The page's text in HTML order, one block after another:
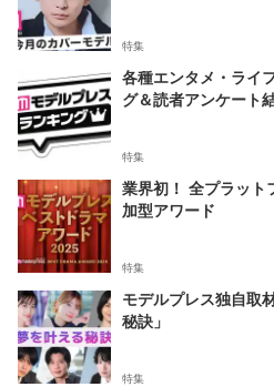
特集
各種エンタメ・ライ
グ＆読者アンケート
特集
業界初！ 全プラット
加型アワード
特集
モデルプレス独自取
秘訣」
特集